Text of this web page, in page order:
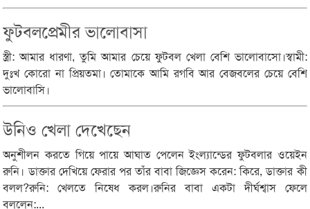
ফুটবলপ্রেমীর ভালোবাসা
স্ত্রী: আমার ধারণা, তুমি আমার চেয়ে ফুটবল খেলা বেশি ভালোবাসো।স্বামী:
দুঃখ কোরো না প্রিয়তমা। তোমাকে আমি রগবি আর বেজবলের চেয়ে বেশি
ভালোবাসি।
উনিও খেলা দেখেছেন
অনুশীলন করতে গিয়ে পায়ে আঘাত পেলেন ইংল্যান্ডের ফুটবলার ওয়েইন
রুনি। ডাক্তার দেখিয়ে ফেরার পর তাঁর বাবা জিজ্ঞেস করেন: কিরে, ডাক্তার কী
বলল?রুনি: খেলতে নিষেধ করল।রুনির বাবা একটা দীর্ঘশ্বাস ফেলে
বললেন:...